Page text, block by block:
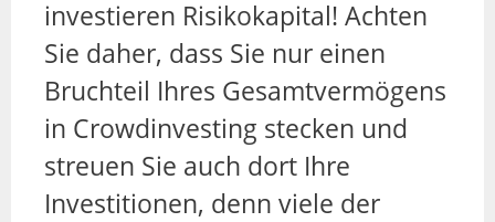
investieren Risikokapital! Achten
Sie daher, dass Sie nur einen
Bruchteil Ihres Gesamtvermögens
in Crowdinvesting stecken und
streuen Sie auch dort Ihre
Investitionen, denn viele der